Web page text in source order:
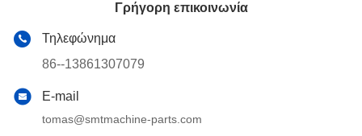
Γρήγορη επικοινωνία
Τηλεφώνημα
86--13861307079
E-mail
tomas@smtmachine-parts.com